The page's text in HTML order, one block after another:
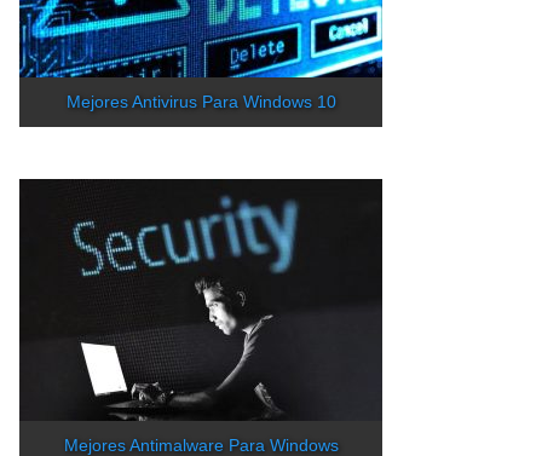
Mejores Antivirus Para Windows 10
Mejores Antimalware Para Windows